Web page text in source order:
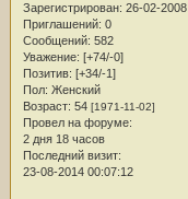
Зарегистрирован: 26-02-2008
Приглашений: 0
Сообщений: 582
Уважение: [+74/-0]
Позитив: [+34/-1]
Пол: Женский
Возраст: 54 [1971-11-02]
Провел на форуме:
2 дня 18 часов
Последний визит:
23-08-2014 00:07:12